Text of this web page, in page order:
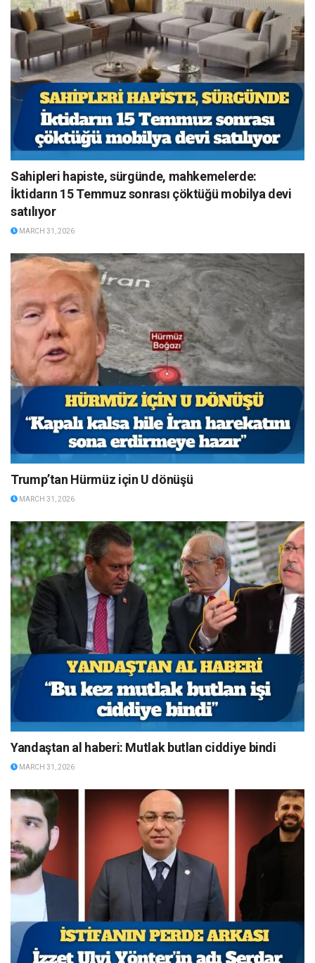
Sahipleri hapiste, sürgünde, mahkemelerde:
İktidarın 15 Temmuz sonrası çöktüğü mobilya devi
satılıyor
MARCH 31, 2026
Trump’tan Hürmüz için U dönüşü
MARCH 31, 2026
Yandaştan al haberi: Mutlak butlan ciddiye bindi
MARCH 31, 2026